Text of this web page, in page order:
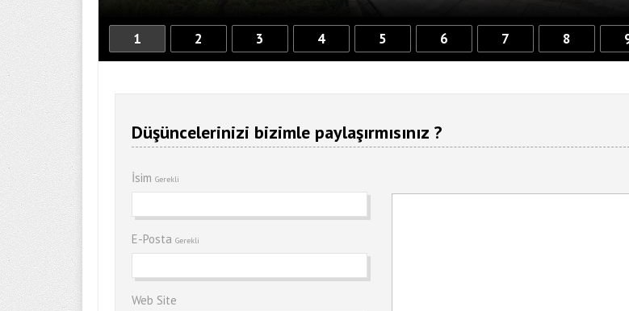
1 2 3 4 5 6 7 8
Düşüncelerinizi bizimle paylaşırmısınız ?
İsim Gerekli
E-Posta Gerekli
Web Site